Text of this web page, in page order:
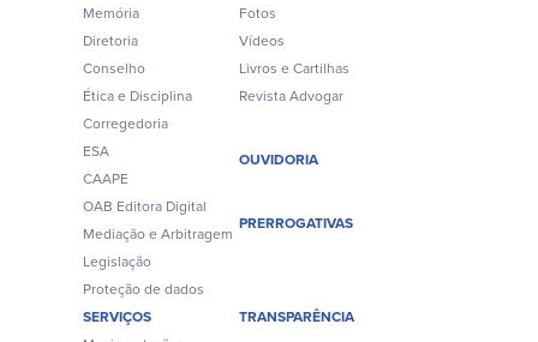
Memória
Diretoria
Conselho
Ética e Disciplina
Corregedoria
ESA
CAAPE
OAB Editora Digital
Mediação e Arbitragem
Legislação
Proteção de dados
Fotos
Vídeos
Livros e Cartilhas
Revista Advogar
OUVIDORIA
PRERROGATIVAS
SERVIÇOS
TRANSPARÊNCIA